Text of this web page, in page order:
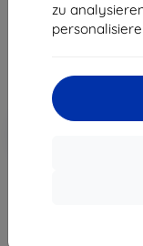
zu
45,90 €
21,50 €
ohne MWSt18,07 €
Rabatt